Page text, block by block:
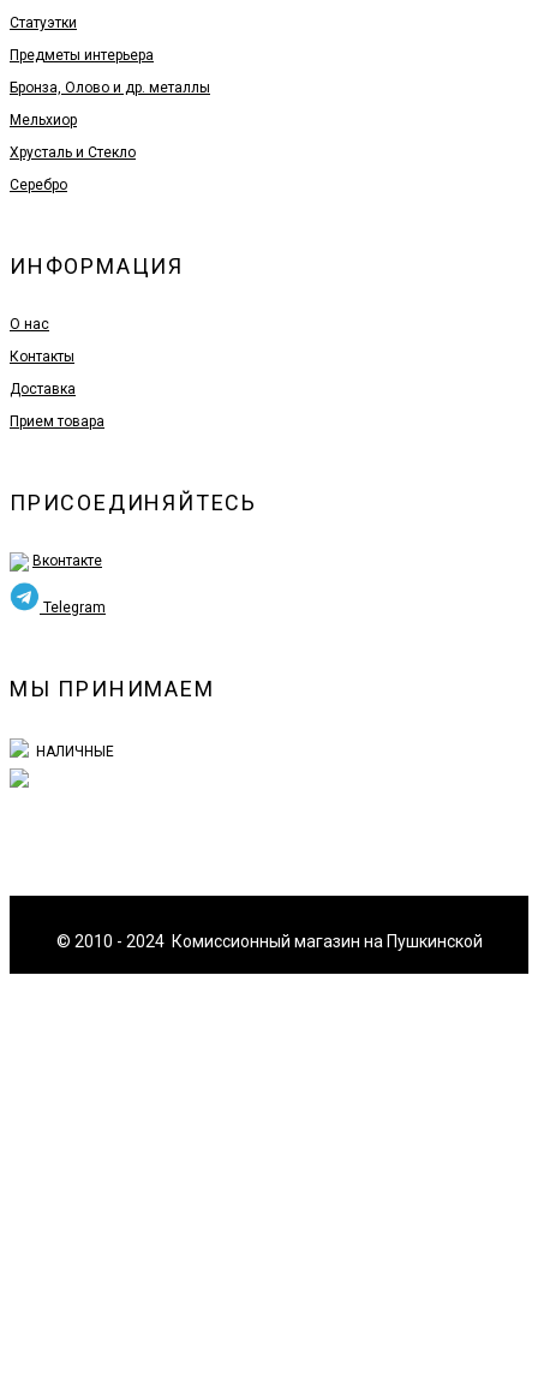
Статуэтки
Предметы интерьера
Бронза, Олово и др. металлы
Мельхиор
Хрусталь и Стекло
Серебро
ИНФОРМАЦИЯ
О нас
Контакты
Доставка
Прием товара
ПРИСОЕДИНЯЙТЕСЬ
Вконтакте
Telegram
МЫ ПРИНИМАЕМ
НАЛИЧНЫЕ
© 2010 - 2024 Комиссионный магазин на Пушкинской